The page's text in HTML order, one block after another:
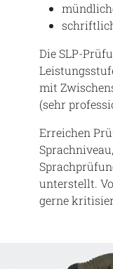
Die SLP-
mit
(sehr
Erreichen
unterstellt.
gerne